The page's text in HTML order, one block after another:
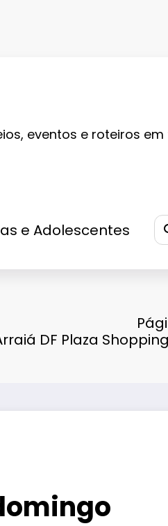
eventos e roteiros
e Adolescentes
DF Plaza